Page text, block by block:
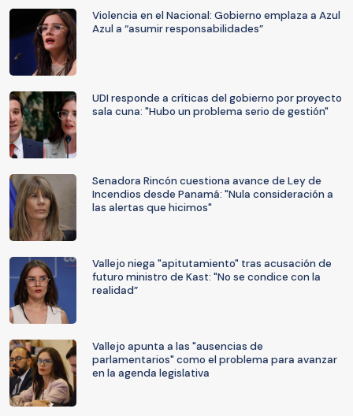
Violencia en el Nacional: Gobierno emplaza a Azul
Azul a “asumir responsabilidades”
UDI responde a críticas del gobierno por proyecto
sala cuna: "Hubo un problema serio de gestión"
Senadora Rincón cuestiona avance de Ley de
Incendios desde Panamá: "Nula consideración a
las alertas que hicimos"
Vallejo niega "apitutamiento" tras acusación de
futuro ministro de Kast: "No se condice con la
realidad”
Vallejo apunta a las "ausencias de
parlamentarios" como el problema para avanzar
en la agenda legislativa